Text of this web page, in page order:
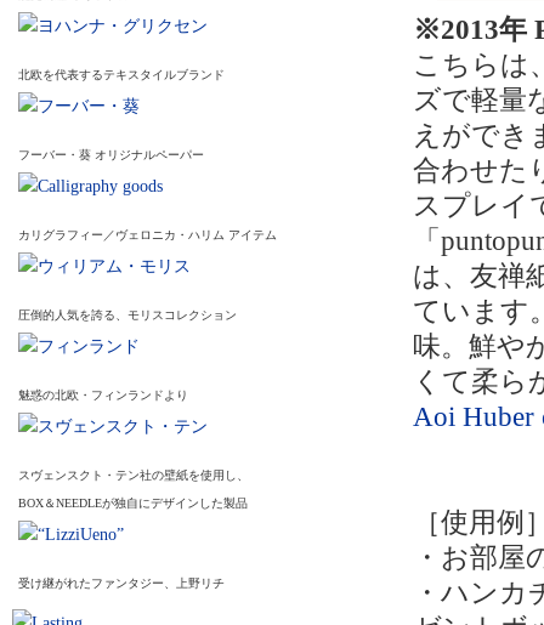
北欧を代表するテキスタイルブランド
フーバー・葵 オリジナルペーパー
カリグラフィー／ヴェロニカ・ハリム アイテム
圧倒的人気を誇る、モリスコレクション
魅惑の北欧・フィンランドより
スヴェンスクト・テン社の壁紙を使用し、
BOX＆NEEDLEが独自にデザインした製品
受け継がれたファンタジー、上野リチ
※2013年
こちらは
ズで軽量
えができ
合わせた
スプレイ
「
は、友禅
ています
味。鮮や
くて柔ら
Aoi Huber
［使用例
・お部
・ハン